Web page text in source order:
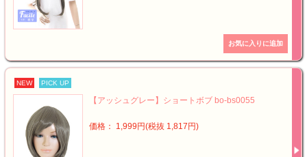
NEW PICK UP
【アッシュグレー】ショートボブ bo-bs0055
価格： 1,999円(税抜 1,817円)